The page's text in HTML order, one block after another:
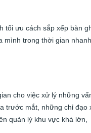
tối ưu cách sắp xếp bàn
mình trong thời gian nhanh
cho việc xử lý những
trước mắt, những chỉ đạo
quản lý khu vực khá lớn,